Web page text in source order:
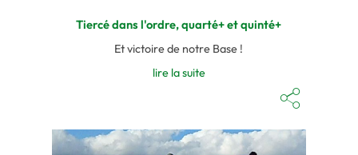
Tiercé dans l'ordre, quarté+ et quinté+
Et victoire de notre Base !
lire la suite